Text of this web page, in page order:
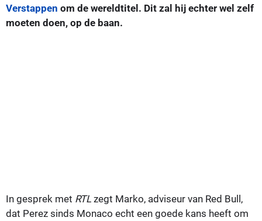
Verstappen om de wereldtitel. Dit zal hij echter wel zelf
moeten doen, op de baan.
In gesprek met RTL zegt Marko, adviseur van Red Bull,
dat Perez sinds Monaco echt een goede kans heeft om